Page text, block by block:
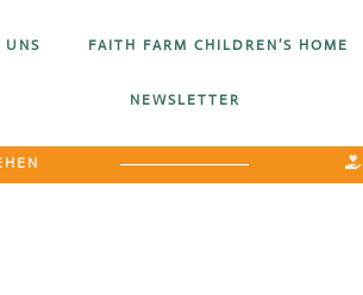
UNS FAITH FARM CHILDREN’S HOME
NEWSLETTER